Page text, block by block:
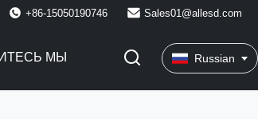
+86-15050190746 Sales01@allesd.com
МЫ Russian